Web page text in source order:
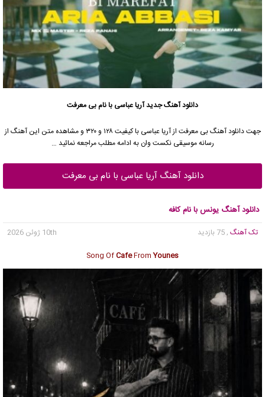
دانلود آهنگ جدیدآریا عباسی با نام بی معرفت
جهت دانلود آهنگ بی معرفت از آریا عباسی با کیفیت ۱۲۸ و ۳۲۰ و مشاهده متن این آهنگ از
رسانه موسیقی نکست وان به ادامه مطلب مراجعه نمائید …
دانلود آهنگ آریا عباسی با نام بی معرفت
دانلود آهنگ یونس با نام کافه
تک آهنگ , 75 بازدید
10th ژوئن 2026
Song OfCafeFromYounes